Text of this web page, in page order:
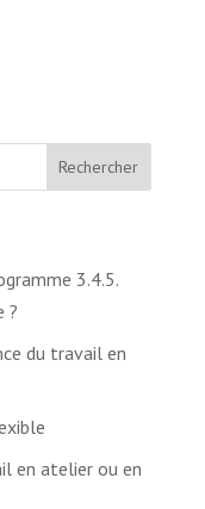
3.4.5.
?
du travail en
en atelier ou en